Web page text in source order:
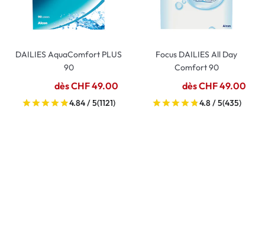
DAILIES AquaComfort PLUS
90
dès CHF 49.00
4.84 / 5(1121)
Focus DAILIES All Day
Comfort 90
dès CHF 49.00
4.8 / 5(435)